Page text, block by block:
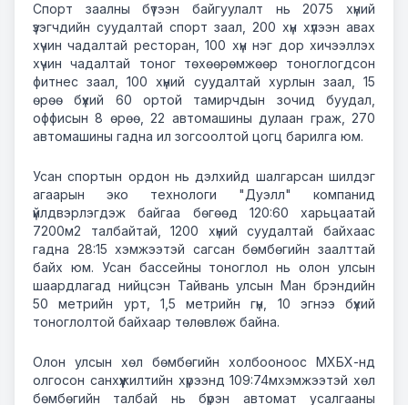
Спорт заалныбүтээнбайгуулалт нь2075хүний
үзэгчдийн суудалтай спорт заал 200 хүн хүлээн авах
хүчинчадалтай ресторан ,100 хүннэг дорхичээллэх
хүчинчадалтай тоног төхөөрөмжөөр тоноглогдсон
фитнесзаал ,100хүний суудалтай хурлын заал ,15
өрөөбүхий 60ортой тамирчдын зочидбуудал
оффисын8 өрөө,22 автомашины дулаан граж,270
автомашины гадна ил зогсоолтой цогц барилга юм.
Усанспортын ордоннь дэлхийд шалгарсаншилдэг
агаарын эко технологи "Дуэлл" компанид
үйлдвэрлэгдэжбайгаа бөгөөд 120:60 харьцаатай
7200м2 талбайтай ,1200 хүнийсуудалтайбайхаас
гадна 28:15хэмжээтэй сагсанбөмбөгийнзаалттай
байх юм. Усан бассейны тоноглолньолонулсын
шаардлагад нийцсэн ТайваньулсынМанбрэндийн
50метрийн урт 1,5 метрийнгүн 10 эгнээ бүхий
тоноглолтой байхаар төлөвлөж байна.
Олон улсын хөл бөмбөгийн холбооноос МХБХ-нд
олгосон санхүүжилтийн хүрээнд109:74мхэмжээтэй хөл
бөмбөгийн талбай ньбүрэн автоматусалгааны